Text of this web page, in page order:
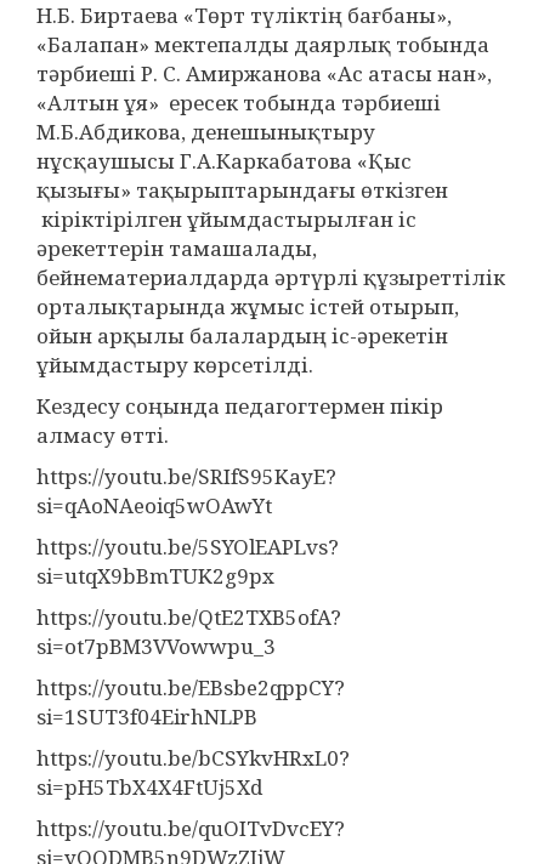
Н.Б. Биртаева «Төрт түліктің бағбаны»,
«Балапан» мектепалды даярлық тобында
тәрбиеші Р. С. Амиржанова «Ас атасы нан»,
«Алтын ұя» ересек тобында тәрбиеші
М.Б.Абдикова, денешынықтыру
нұсқаушысы Г.А.Каркабатова «Қыс
қызығы» тақырыптарындағы өткізген
кіріктірілген ұйымдастырылған іс
әрекеттерін тамашалады,
бейнематериалдарда әртүрлі құзыреттілік
орталықтарында жұмыс істей отырып,
ойын арқылы балалардың іс-әрекетін
ұйымдастыру көрсетілді.
Кездесу соңында педагогтермен пікір
алмасу өтті.
https://youtu.be/SRIfS95KayE?
si=qAoNAeoiq5wOAwYt
https://youtu.be/5SYOlEAPLvs?
si=utqX9bBmTUK2g9px
https://youtu.be/QtE2TXB5ofA?
si=ot7pBM3VVowwpu_3
https://youtu.be/EBsbe2qppCY?
si=1SUT3f04EirhNLPB
https://youtu.be/bCSYkvHRxL0?
si=pH5TbX4X4FtUj5Xd
https://youtu.be/quOITvDvcEY?
si=yOQDMB5n9DWzZIjW